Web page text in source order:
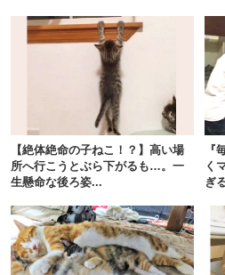
【絶体絶命の子ねこ！？】高い場
所へ行こうとぶら下がるも…。一
生懸命な後ろ姿...
『
く
ぎ